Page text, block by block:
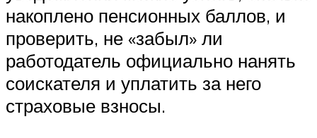
накоплено пенсионных баллов, и
проверить, не «забыл» ли
работодатель официально нанять
соискателя и уплатить за него
страховые взносы.